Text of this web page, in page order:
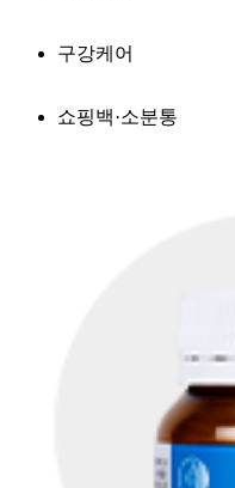
구강케어
쇼핑백·소분통